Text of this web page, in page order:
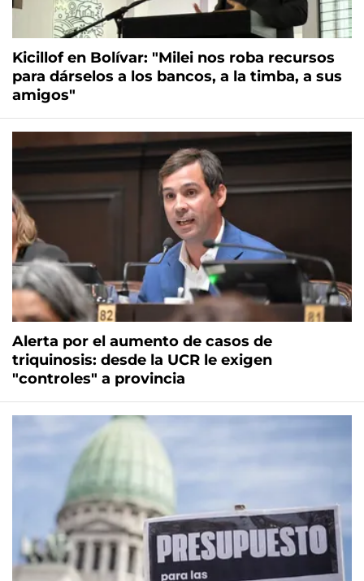
Kicillof en Bolívar: "Milei nos roba recursos
para dárselos a los bancos, a la timba, a sus
amigos"
Alerta por el aumento de casos de
triquinosis: desde la UCR le exigen
"controles" a provincia